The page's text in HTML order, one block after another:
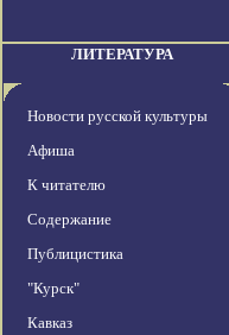
ЛИТЕРАТУРА
Новости русской культуры
Афиша
К читателю
Содержание
Публицистика
"Курск"
Кавказ